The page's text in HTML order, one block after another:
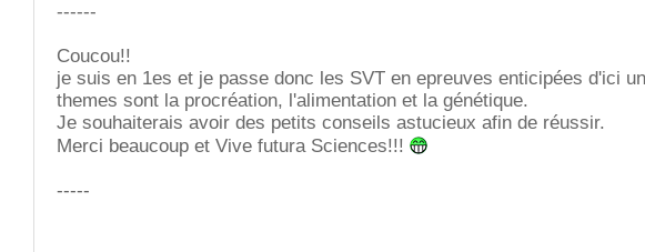
------
Coucou!!
je suis en 1es et je passe donc les SVT en epreuves enticipées d'ici
themes sont la procréation, l'alimentation et la génétique.
Je souhaiterais avoir des petits conseils astucieux afin de réussir.
Merci beaucoup et Vive futura Sciences!!!
-----